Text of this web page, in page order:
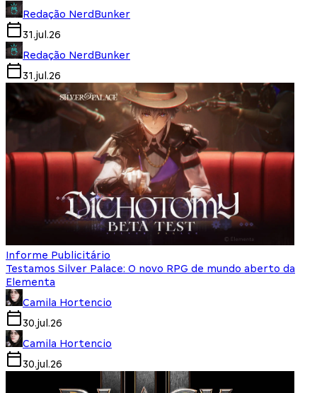
Redação NerdBunker
31.jul.26
Redação NerdBunker
31.jul.26
Informe Publicitário
Testamos Silver Palace: O novo RPG de mundo aberto da
Elementa
Camila Hortencio
30.jul.26
Camila Hortencio
30.jul.26